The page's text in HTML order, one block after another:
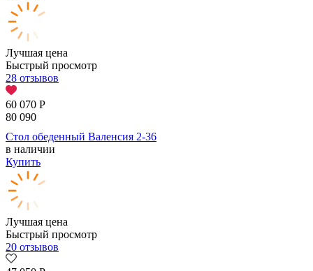
Лучшая цена
Быстрый просмотр
28 отзывов
60 070 Р
80 090
Стол обеденный Валенсия 2-36
в наличии
Купить
Лучшая цена
Быстрый просмотр
20 отзывов